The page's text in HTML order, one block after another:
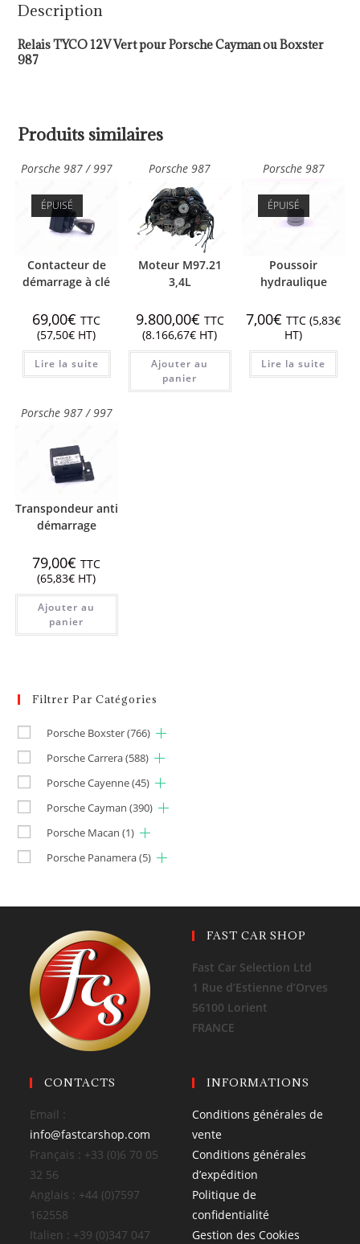
Description
Relais TYCO 12V Vert pour Porsche Cayman ou Boxster
987
Produits similaires
Porsche 987 / 997
ÉPUISÉ
Contacteur de
démarrage à clé
69,00€ TTC
(57,50€ HT)
Lire la suite
Porsche 987
Moteur M97.21
3,4L
9.800,00€ TTC
(8.166,67€ HT)
Ajouter au
panier
Porsche 987
ÉPUISÉ
Poussoir
hydraulique
7,00€ TTC (5,83€
HT)
Lire la suite
Porsche 987 / 997
Transpondeur anti
démarrage
79,00€ TTC
(65,83€ HT)
Ajouter au
panier
Filtrer Par Catégories
Porsche Boxster(766)
Porsche Carrera(588)
Porsche Cayenne(45)
Porsche Cayman (390)
Porsche Macan (1)
Porsche Panamera(5)
FAST CAR SHOP
Fast Car Selection Ltd
1 Rue d’Estienne d’Orves
56100 Lorient
FRANCE
CONTACTS
Email :
info@fastcarshop.com
Français : +33 (0)6 70 05
32 56
Anglais : +44 (0)7597
162558
Italien : +39 (0)347 047
INFORMATIONS
Conditions générales de
vente
Conditions générales
d’expédition
Politique de
confidentialité
Gestion des Cookies